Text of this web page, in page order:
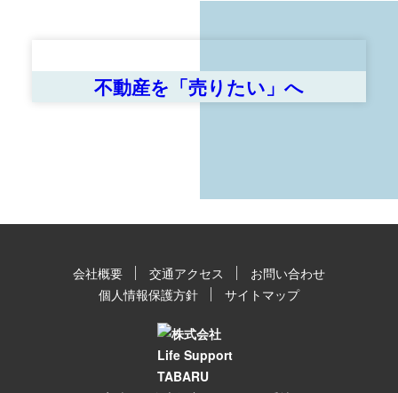
不動産を「売りたい」へ
会社概要 交通アクセス
お問い合わせ
個人情報保護方針
サイトマップ